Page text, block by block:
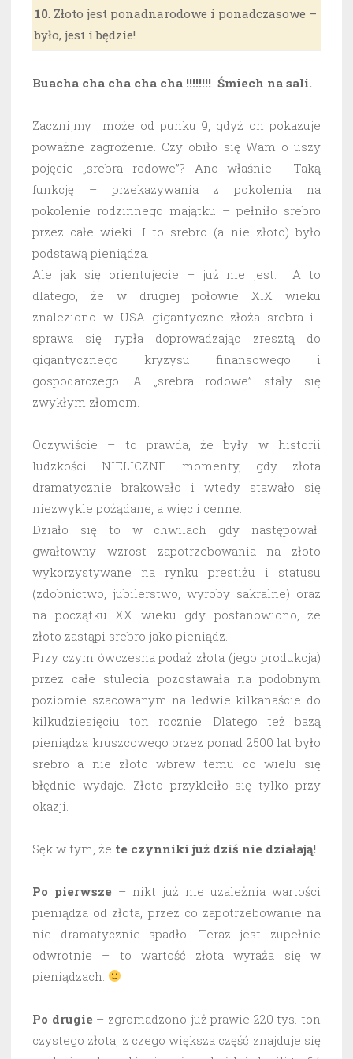
10 . Złoto jest ponadnarodowe i ponadczasowe –
było, jest i będzie!
Buacha cha cha cha cha !!!!!!!! Śmiech na sali.
Zacznijmy może od punku 9, gdyż on pokazuje
poważne zagrożenie. Czy obiło się Wam o uszy
pojęcie „srebra rodowe”? Ano właśnie. Taką
funkcję – przekazywania z pokolenia na
pokolenie rodzinnego majątku – pełniło srebro
przez całe wieki. I to srebro (a nie złoto) było
podstawą pieniądza.
Ale jak się orientujecie – już nie jest. A to
dlatego, że w drugiej połowie XIX wieku
znaleziono w USA gigantyczne złoża srebra i…
sprawa się rypła doprowadzając zresztą do
gigantycznego kryzysu finansowego i
gospodarczego. A „srebra rodowe” stały się
zwykłym złomem.
Oczywiście – to prawda, że były w historii
ludzkości NIELICZNE momenty, gdy złota
dramatycznie brakowało i wtedy stawało się
niezwykle pożądane, a więc i cenne.
Działo się to w chwilach gdy następował
gwałtowny wzrost zapotrzebowania na złoto
wykorzystywane na rynku prestiżu i statusu
(zdobnictwo, jubilerstwo, wyroby sakralne) oraz
na początku XX wieku gdy postanowiono, że
złoto zastąpi srebro jako pieniądz.
Przy czym ówczesna podaż złota (jego produkcja)
przez całe stulecia pozostawała na podobnym
poziomie szacowanym na ledwie kilkanaście do
kilkudziesięciu ton rocznie. Dlatego też bazą
pieniądza kruszcowego przez ponad 2500 lat było
srebro a nie złoto wbrew temu co wielu się
błędnie wydaje. Złoto przykleiło się tylko przy
okazji.
Sęk w tym, że te czynniki już dziś nie działają!
Po pierwsze – nikt już nie uzależnia wartości
pieniądza od złota, przez co zapotrzebowanie na
nie dramatycznie spadło. Teraz jest zupełnie
odwrotnie – to wartość złota wyraża się w
pieniądzach.
Po drugie – zgromadzono już prawie 220 tys. ton
czystego złota, z czego większa część znajduje się